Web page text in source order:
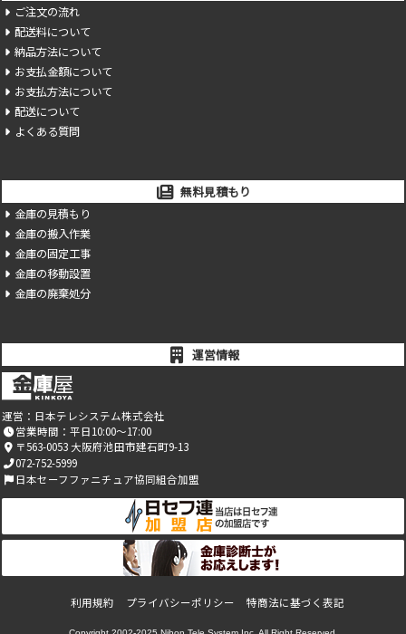
運営情報
運営： 日本テレシステム株式会社
営業時間：平日10:00～17:00
〒563-0053 大阪府池田市建石町9-13
072-752-5999
日本セーフファニチュア協同組合加盟
ご注文の流れ
配送料について
納品方法について
お支払金額について
お支払方法について
配送について
よくある質問
無料見積もり
金庫の見積もり
金庫の搬入作業
金庫の固定工事
金庫の移動設置
金庫の廃棄処分
利用規約 プライバシーポリシー 特商法に基づく表記